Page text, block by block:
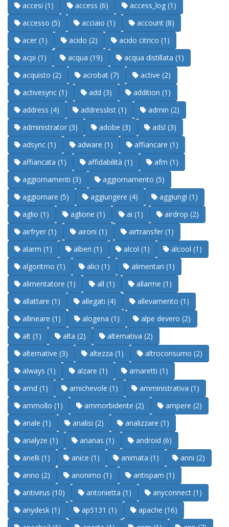
accesi (1)
access (6)
access_log (1)
accesso (5)
acciaio (1)
account (8)
acer (1)
acido (2)
acido citrico (1)
acpi (1)
acqua (19)
acqua distillata (1)
acquisto (2)
acrobat (7)
active (2)
activesync (1)
add (3)
addition (1)
address (4)
addresslist (1)
admin (2)
administrator (3)
adobe (3)
adsl (3)
adsync (1)
adware (1)
affiancare (1)
affiancata (1)
affidabilità (1)
afm (1)
aggiornamenti (3)
aggiornamento (5)
aggiornare (5)
aggiungere (4)
aggiungi (1)
aglio (1)
aglione (1) ai (1)
airdrop (2)
airfryer (1)
aironi (1)
airtransfer (1)
alarm (1)
alberi (1) alcol (1)
alcool (1)
algoritmo (1)
alici (1)
alimentari (1)
alimentatore (1)
all (1)
allarme (1)
allattare (1)
allegati (4)
allevamento (1)
allineare (1)
alogena (1)
alpe devero (2)
alt (1)
alta (2)
alternativa (2)
alternative (3)
altezza (1)
altroconsumo (2)
always (1)
alzare (1)
amaretti (1)
amd (1)
amichevole (1)
amministrativa (1)
ammollo (1)
ammorbidente (2)
ampere (2)
anale (1)
analisi (2)
analizzare (1)
analyze (1)
ananas (1)
android (6)
anelli (1)
anice (1) animata (1)
anni (2)
anno (2)
anonimo (1)
antispam (1)
antivirus (10)
antonietta (1)
anyconnect (1)
anydesk (1)
ap5131 (1)
apache (16)